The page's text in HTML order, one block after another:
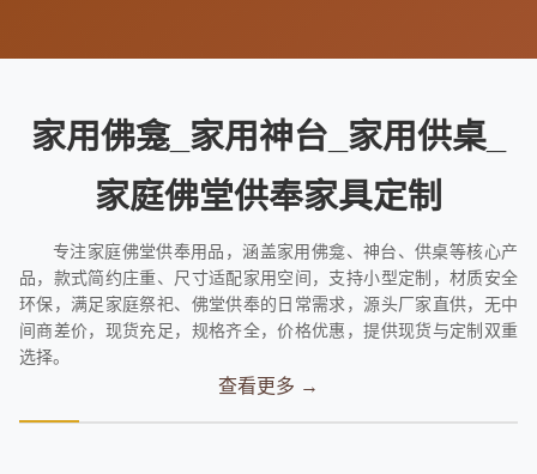
家用佛龛_家用神台_家用供桌_
家庭佛堂供奉家具定制
专注家庭佛堂供奉用品，涵盖家用佛龛、神台、供桌等核心产
品，款式简约庄重、尺寸适配家用空间，支持小型定制，材质安全
环保，满足家庭祭祀、佛堂供奉的日常需求，源头厂家直供，无中
间商差价，现货充足，规格齐全，价格优惠，提供现货与定制双重
选择。
查看更多 →